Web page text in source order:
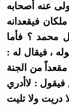
عنه أصحابه
فيقعدانه
محمد ؟ فأما
، فيقال له :
من الجنة
فيقول : لاأدري
دريت ولا تليت